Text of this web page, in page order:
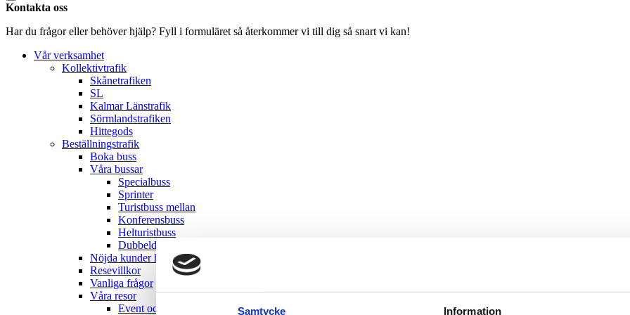
Samtycke Information
Kontakta oss
Har du frågor eller behöver hjälp? Fyll i formuläret så återkommer vi till dig så snart vi kan!
Vår verksamhet
Kollektivtrafik
Skånetrafiken
SL
Kalmar Länstrafik
Sörmlandstrafiken
Hittegods
Beställningstrafik
Boka buss
Våra bussar
Specialbuss
Sprinter
Turistbuss mellan
Konferensbuss
Helturistbuss
Dubbeldäckare
Nöjda kunder hos Bergkvara
Resevillkor
Vanliga frågor
Våra resor
Event och fest